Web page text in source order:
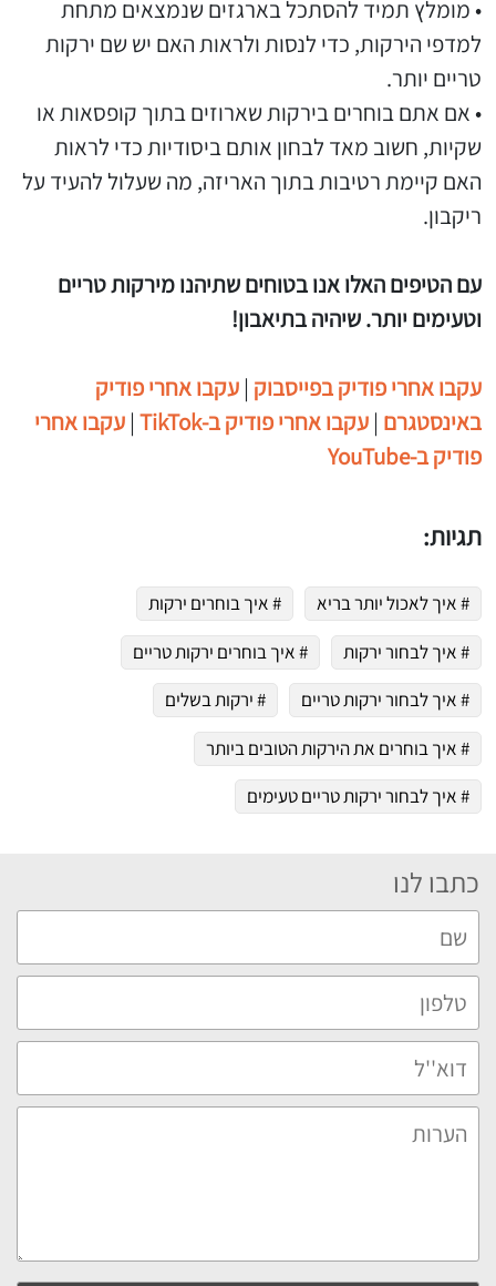
• מומלץ תמיד להסתכל בארגזים שנמצאים מתחת
למדפי הירקות, כדי לנסות ולראות האם יש שם ירקות
טריים יותר.
• אם אתם בוחרים בירקות שארוזים בתוך קופסאות או
שקיות, חשוב מאד לבחון אותם ביסודיות כדי לראות
האם קיימת רטיבות בתוך האריזה, מה שעלול להעיד על
ריקבון.
עם הטיפים האלו אנו בטוחים שתיהנו מירקות טריים
וטעימים יותר. שיהיה בתיאבון!
עקבו אחרי פודיק בפייסבוק | עקבו אחרי פודיק
באינסטגרם | עקבו אחרי פודיק ב-TikTok | עקבו אחרי
פודיק ב-YouTube
תגיות:
# איך לאכול יותר בריא
# איך בוחרים ירקות
# איך לבחור ירקות
# איך בוחרים ירקות טריים
# איך לבחור ירקות טריים
# ירקות בשלים
# איך בוחרים את הירקות הטובים ביותר
# איך לבחור ירקות טריים טעימים
כתבו לנו